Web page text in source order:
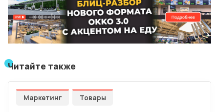
Читайте также
Маркетинг Товары